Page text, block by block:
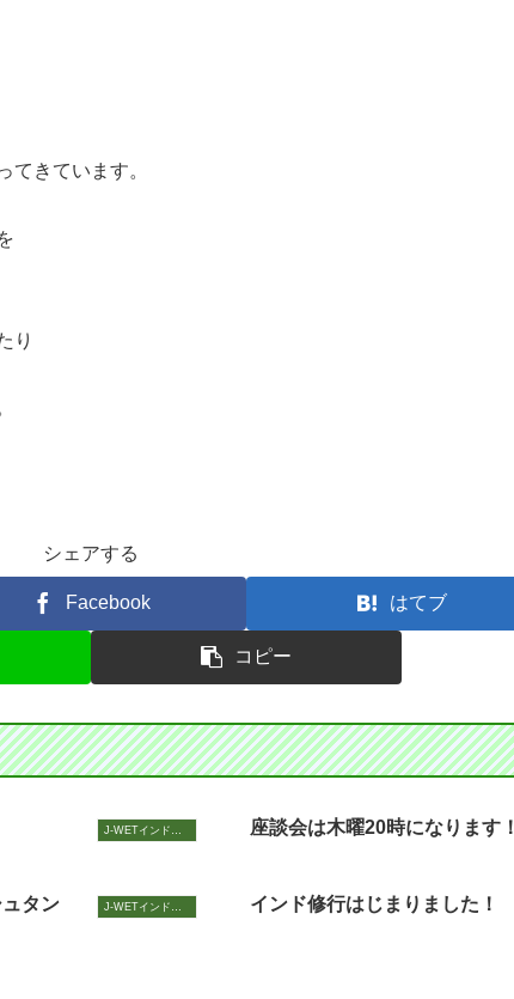
てきています。
り
シェアする
Facebook はてブ
コピー
座談会は木曜20時になります！
タン
J-WETインド支部～ヨガのこころ～ インド修行はじまりました！